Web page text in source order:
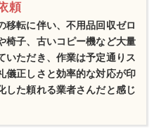
頼
移転に伴い、不用品回収ゼロ
椅子、古いコピー機など大量
いただき、作業は予定通りス
儀正しさと効率的な対応が印
した頼れる業者さんだと感じ